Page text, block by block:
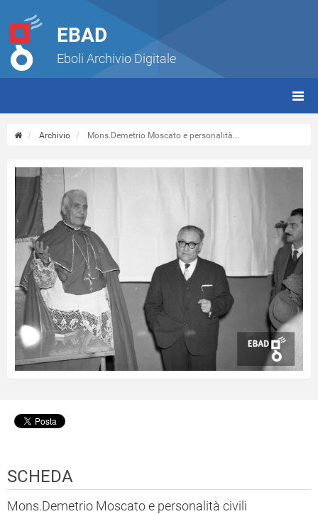
EBAD
Eboli Archivio Digitale
Archivio Mons.Demetrio Moscato e personalità...
SCHEDA
Mons.Demetrio Moscato e personalità civili